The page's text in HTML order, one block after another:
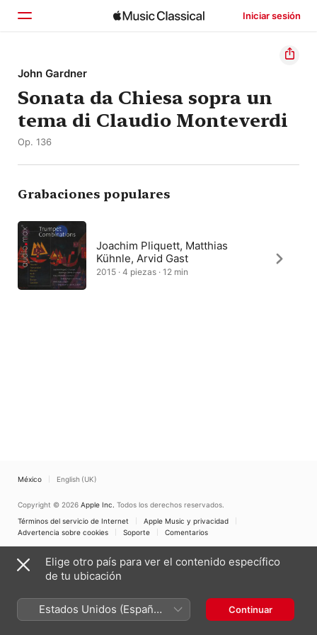
Iniciar sesión
Inicio
Explorar
Buscar
John Gardner
Sonata da Chiesa sopra un
tema di Claudio Monteverdi
Op. 136
Grabaciones populares
Joachim Pliquett, Matthias
Kühnle, Arvid Gast
2015 · 4 piezas · 12 min
México English (UK)
Copyright © 2026 Apple Inc. Todos los derechos reservados.
Términos del servicio de Internet
Apple Music y privacidad
Advertencia sobre cookies
Soporte Comentarios
Elige otro país para ver el contenido específico
de tu ubicación
Estados Unidos (Español
México)
Continuar